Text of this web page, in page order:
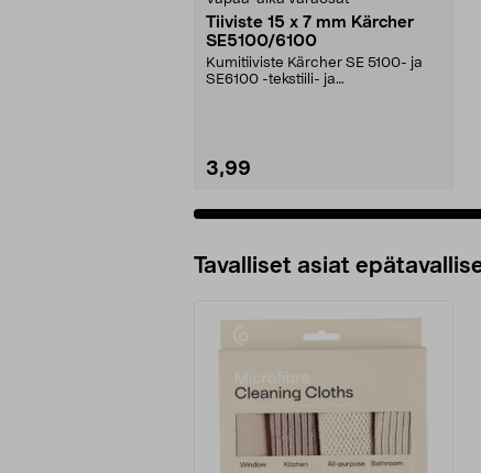
Tiiviste 15 x 7 mm Kärcher
SE5100/6100
Kumitiiviste Kärcher SE 5100- ja
SE6100 -tekstiili- ja
3,99
Tavalliset asiat